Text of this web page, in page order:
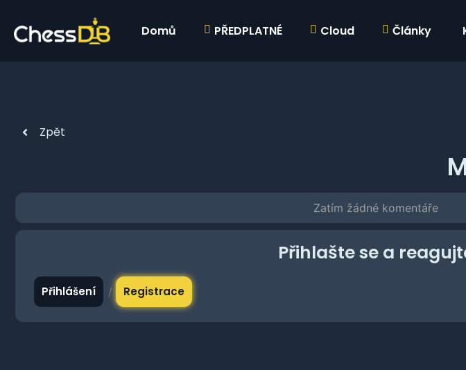
Domů PŘEDPLATNÉ Cloud Články
Zpět
Zatím žádné komentáře
Přihlašte se a
Přihlášení / Registrace